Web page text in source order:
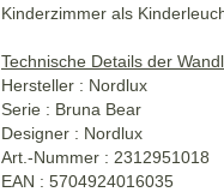
Kinderzimmer als
Technische Details der
Hersteller : Nordlux
Serie : Bruna Bear
Designer : Nordlux
Art.-Nummer : 2312951018
EAN : 5704924016035